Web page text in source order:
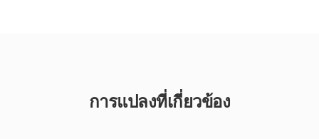
การแปลงที่เกี่ยวข้อง